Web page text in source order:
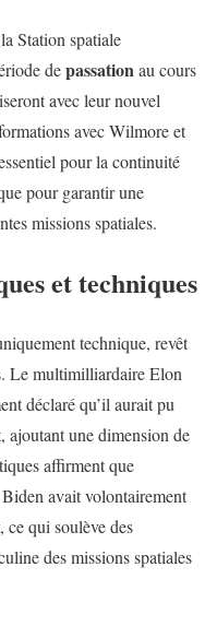
Station spatiale
depassationau cours
avec leur nouvel
avec Wilmore et
pour la continuité
pour garantir une
missions spatiales.
et techniques
technique, revêt
Le multimilliardaire Elon
déclaré qu’il aurait pu
une dimension de
affirment que
avait volontairement
ce qui soulève des
des missions spatiales